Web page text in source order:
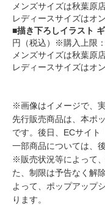
メンズサイズは秋葉原
レディースサイズはオ
■描き下ろしイラスト
円（税込）※購入上限
メンズサイズは秋葉原
レディースサイズはオ
※画像はイメージで、
先行販売商品は、本ポ
です。後日、ECサイ
一部商品については、
※販売状況等によって
た、制限は予告なく解
よって、ポップアップ
ります。